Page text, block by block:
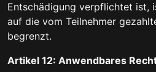
Entschädigung verpflichtet ist,
auf die vom Teilnehmer
begrenzt.
Artikel 12: Anwendbares